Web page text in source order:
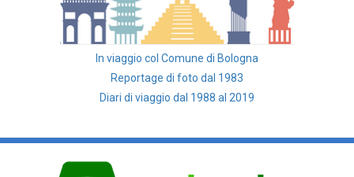
In viaggio col Comune di Bologna
Reportage di foto dal 1983
Diari di viaggio dal 1988 al 2019